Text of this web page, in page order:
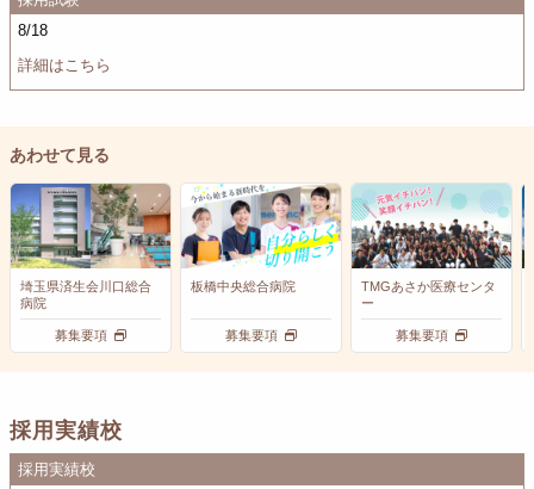
8/18
詳細はこちら
あわせて見る
埼玉県済生会川口総合
病院
募集要項
板橋中央総合病院
募集要項
TMGあさか医療センタ
ー
募集要項
採用実績校
採用実績校